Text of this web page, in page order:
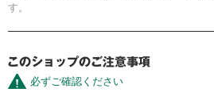
す。
必ずご確認ください